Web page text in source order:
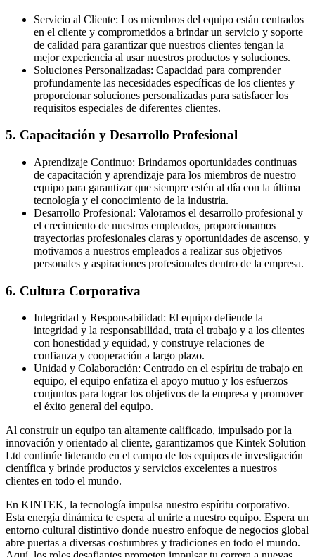
Servicio al Cliente: Los miembros del equipo están centrados
en el cliente y comprometidos a brindar un servicio y soporte
de calidad para garantizar que nuestros clientes tengan la
mejor experiencia al usar nuestros productos y soluciones.
Soluciones Personalizadas: Capacidad para comprender
profundamente las necesidades específicas de los clientes y
proporcionar soluciones personalizadas para satisfacer los
requisitos especiales de diferentes clientes.
5. Capacitación y Desarrollo Profesional
Aprendizaje Continuo: Brindamos oportunidades continuas
de capacitación y aprendizaje para los miembros de nuestro
equipo para garantizar que siempre estén al día con la última
tecnología y el conocimiento de la industria.
Desarrollo Profesional: Valoramos el desarrollo profesional y
el crecimiento de nuestros empleados, proporcionamos
trayectorias profesionales claras y oportunidades de ascenso, y
motivamos a nuestros empleados a realizar sus objetivos
personales y aspiraciones profesionales dentro de la empresa.
6. Cultura Corporativa
Integridad y Responsabilidad: El equipo defiende la
integridad y la responsabilidad, trata el trabajo y a los clientes
con honestidad y equidad, y construye relaciones de
confianza y cooperación a largo plazo.
Unidad y Colaboración: Centrado en el espíritu de trabajo en
equipo, el equipo enfatiza el apoyo mutuo y los esfuerzos
conjuntos para lograr los objetivos de la empresa y promover
el éxito general del equipo.
Al construir un equipo tan altamente calificado, impulsado por la
innovación y orientado al cliente, garantizamos que Kintek Solution
Ltd continúe liderando en el campo de los equipos de investigación
científica y brinde productos y servicios excelentes a nuestros
clientes en todo el mundo.
En KINTEK, la tecnología impulsa nuestro espíritu corporativo.
Esta energía dinámica te espera al unirte a nuestro equipo. Espera un
entorno cultural distintivo donde nuestro enfoque de negocios global
abre puertas a diversas costumbres y tradiciones en todo el mundo.